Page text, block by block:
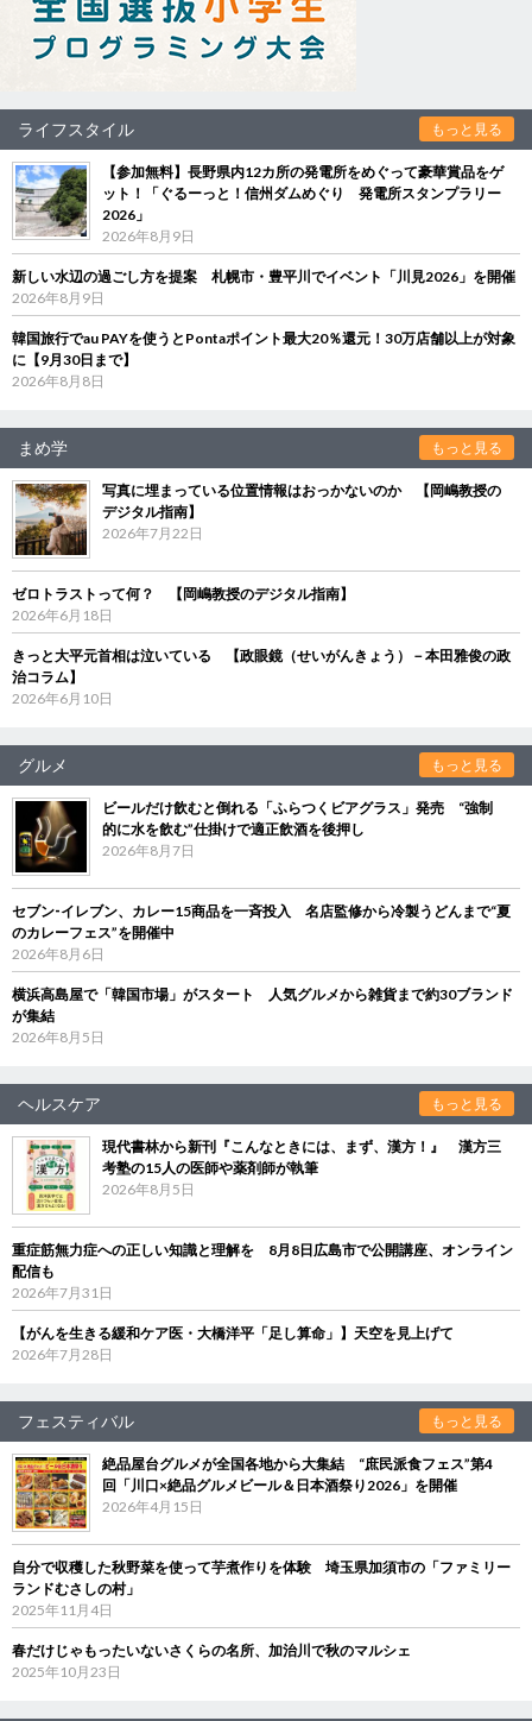
ライフスタイル もっと見る
【参加無料】長野県内12カ所の発電所をめぐって豪華賞品をゲ
ット！「ぐるーっと！信州ダムめぐり 発電所スタンプラリー
2026」
2026年8月9日
新しい水辺の過ごし方を提案 札幌市・豊平川でイベント「川見2026」を開催
2026年8月9日
韓国旅行でau PAYを使うとPontaポイント最大20％還元！30万店舗以上が対象
に【9月30日まで】
2026年8月8日
まめ学 もっと見る
写真に埋まっている位置情報はおっかないのか 【岡嶋教授の
デジタル指南】
2026年7月22日
ゼロトラストって何？ 【岡嶋教授のデジタル指南】
2026年6月18日
きっと大平元首相は泣いている 【政眼鏡（せいがんきょう）－本田雅俊の政
治コラム】
2026年6月10日
グルメ もっと見る
ビールだけ飲むと倒れる「ふらつくビアグラス」発売 “強制
的に水を飲む”仕掛けで適正飲酒を後押し
2026年8月7日
セブン‐イレブン、カレー15商品を一斉投入 名店監修から冷製うどんまで“夏
のカレーフェス”を開催中
2026年8月6日
横浜高島屋で「韓国市場」がスタート 人気グルメから雑貨まで約30ブランド
が集結
2026年8月5日
ヘルスケア もっと見る
現代書林から新刊『こんなときには、まず、漢方！』 漢方三
考塾の15人の医師や薬剤師が執筆
2026年8月5日
重症筋無力症への正しい知識と理解を 8月8日広島市で公開講座、オンライン
配信も
2026年7月31日
【がんを生きる緩和ケア医・大橋洋平「足し算命」】天空を見上げて
2026年7月28日
フェスティバル もっと見る
絶品屋台グルメが全国各地から大集結 “庶民派食フェス”第4
回「川口×絶品グルメビール＆日本酒祭り2026」を開催
2026年4月15日
自分で収穫した秋野菜を使って芋煮作りを体験 埼玉県加須市の「ファミリー
ランドむさしの村」
2025年11月4日
春だけじゃもったいないさくらの名所、加治川で秋のマルシェ
2025年10月23日